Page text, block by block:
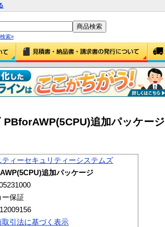
索»
追加パッケージ
ティーセキュリティーシステムズ
追加パッケージ
ー保証
取引法に基づく表示